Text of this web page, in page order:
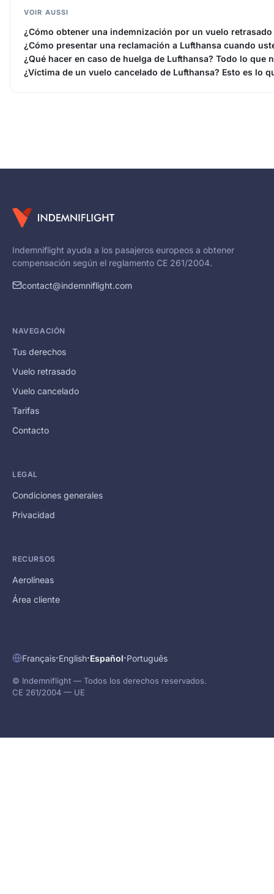
VOIR AUSSI
¿Cómo obtener una indemnización por un vuelo
¿Cómo presentar una reclamación a Lufthansa cuando
¿Qué hacer en caso de huelga de Lufthansa? Todo lo que
¿Víctima de un vuelo cancelado de Lufthansa? Esto es lo
Indemniflight ayuda a los pasajeros europeos a obtener
compensación según el reglamento CE 261/2004.
contact@indemniflight.com
NAVEGACIÓN
Tus derechos
Vuelo retrasado
Vuelo cancelado
Tarifas
Contacto
LEGAL
Condiciones generales
Privacidad
RECURSOS
Aerolíneas
Área cliente
Français·English·Español·Português
© Indemniflight — Todos los derechos reservados.
CE 261/2004 — UE